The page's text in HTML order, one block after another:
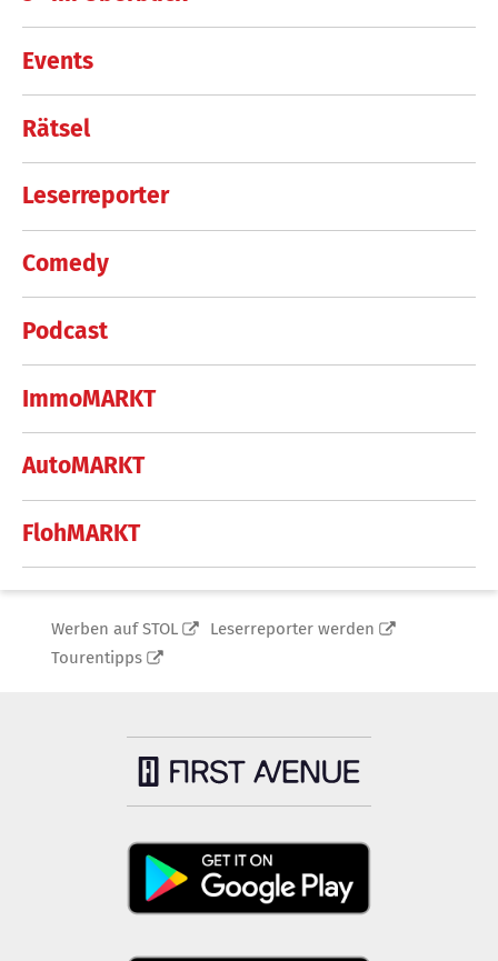
Events
Rätsel
Leserreporter
Comedy
Podcast
ImmoMARKT
AutoMARKT
FlohMARKT
Werben auf STOL
Leserreporter werden
Tourentipps